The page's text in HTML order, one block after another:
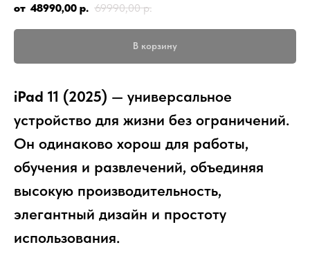
48990,00 р. 69990,00 р.
В корзину
iPad 11 (2025) — универсальное
устройство для жизни без ограничений.
Он одинаково хорош для работы,
обучения и развлечений, объединяя
высокую производительность,
элегантный дизайн и простоту
использования.